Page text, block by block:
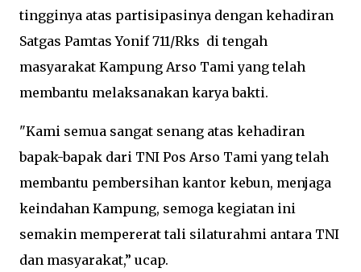
tingginya atas partisipasinya dengan kehadiran
Satgas Pamtas Yonif 711/Rks di tengah
masyarakat Kampung Arso Tami yang telah
membantu melaksanakan karya bakti.
"Kami semua sangat senang atas kehadiran
bapak-bapak dari TNI Pos Arso Tami yang telah
membantu pembersihan kantor kebun, menjaga
keindahan Kampung, semoga kegiatan ini
semakin mempererat tali silaturahmi antara TNI
dan masyarakat,” ucap.